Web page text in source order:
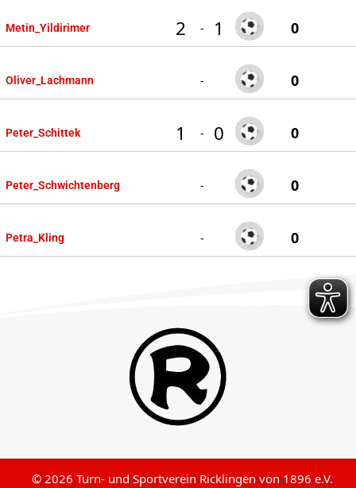
Metin_Yildirimer 2 - 1 0
Oliver_Lachmann - 0
Peter_Schittek 1 - 0 0
Peter_Schwichtenberg - 0
Petra_Kling - 0
© 2026 Turn- und Sportverein Ricklingen von 1896 e.V.